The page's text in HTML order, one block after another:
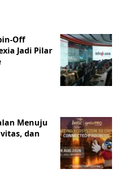
Off
Jadi Pilar
Menuju
dan